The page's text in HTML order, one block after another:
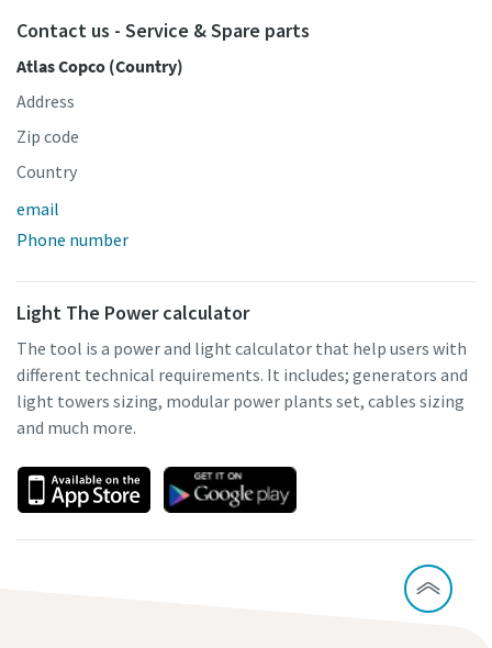
Contact us - Service & Spare parts
Atlas Copco (Country)
Address
Zip code
Country
email
Phone number
Light The Power calculator
The tool is a power and light calculator that help users with
different technical requirements. It includes; generators and
light towers sizing, modular power plants set, cables sizing
and much more.